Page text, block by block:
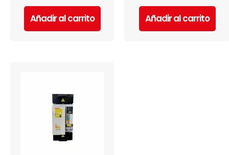
Añadir al carrito Añadir al carrito